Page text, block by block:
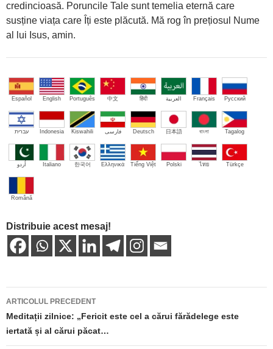
credincioasă. Poruncile Tale sunt temelia eternă care
susține viața care Îți este plăcută. Mă rog în prețiosul Nume
al lui Isus, amin.
Español English Português 中文 हिंदी العربية Français Русский
עברית Indonesia Kiswahili فارسی Deutsch 日本語 বাংলা Tagalog
اُردو Italiano 한국어 Ελληνικά Tiếng Việt Polski ไทย Türkçe
Română
Distribuie acest mesaj!
Navigare
în
articole
ARTICOLUL PRECEDENT
Meditații zilnice: „Fericit este cel a cărui fărădelege este
iertată și al cărui păcat…